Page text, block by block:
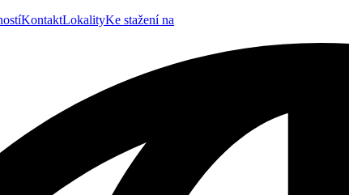
KontaktLokalityKe stažení na